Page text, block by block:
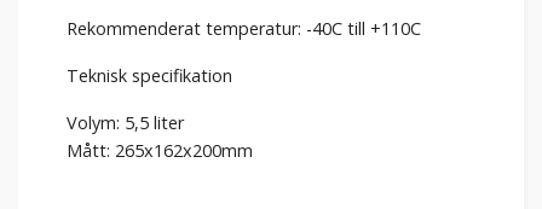
Rekommenderat temperatur: -40C till +110C
Teknisk specifikation
Volym: 5,5 liter
Mått: 265x162x200mm